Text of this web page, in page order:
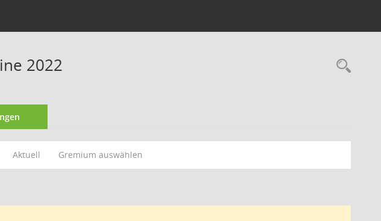
2022
Aktuell Gremium auswählen